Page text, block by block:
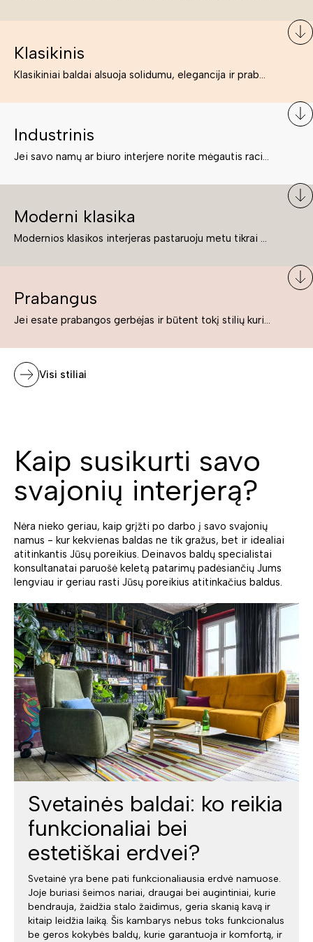
Klasikinis
Klasikiniai baldai alsuoja solidumu, elegancija ir prabanga. Paprastai jie būna masyvūs, kuria didybės įspūdį. Neabejotinai jie bus geriausias pasirinkimas estetiškam ir rafinuotam klasikiniam namų interjerui. Kartais klasikiniai baldai traktuojami kaip senoviniai, bet tai ne tiesa – klasika yra stilius, neišsemiama elegancija ir rafinuotumas.
Industrinis
Jei savo namų ar biuro interjere norite mėgautis racionaliai išnaudotomis erdvėmis, funkcionalumu ir esate neabejingi tamsesniam koloritui bei praktiškiems sprendimams, tuomet industrinis stilius bus būtent tai, ko Jums reikia. O industrinio stiliaus baldus išsirinksite mūsų asortimente.
Moderni klasika
Modernios klasikos interjeras pastaruoju metu tikrai yra „ant bangos“. Tie, kurie nenori pernelyg nutolti nuo klasikos, bet drauge žavisi šiuolaikiškais sprendimais, su malonumu savo namuose kuria klasikos ir modernaus interjero tandemą – elegantišką, subtilų ir žavingą.
Prabangus
Jei esate prabangos gerbėjas ir būtent tokį stilių kuriate savo namuose ar biure, tuomet solidūs, prabangūs baldai nepriekaištingai įsilies į Jūsų kuriamą interjerą.
Visi stiliai
Kaip susikurti savo
svajonių interjerą?
Nėra nieko geriau, kaip grįžti po darbo į savo svajonių
namus - kur kekvienas baldas ne tik gražus, bet ir idealiai
atitinkantis Jūsų poreikius. Deinavos baldų specialistai
konsultanatai paruošė keletą patarimų padėsiančių Jums
lengviau ir geriau rasti Jūsų poreikius atitinkačius baldus.
Svetainės baldai: ko reikia
funkcionaliai bei
estetiškai erdvei?
Svetainė yra bene pati funkcionaliausia erdvė namuose.
Joje buriasi šeimos nariai, draugai bei augintiniai, kurie
bendrauja, žaidžia stalo žaidimus, geria skanią kavą ir
kitaip leidžia laiką. Šis kambarys nebus toks funkcionalus
be geros kokybės baldų, kurie garantuoja ir komfortą, ir